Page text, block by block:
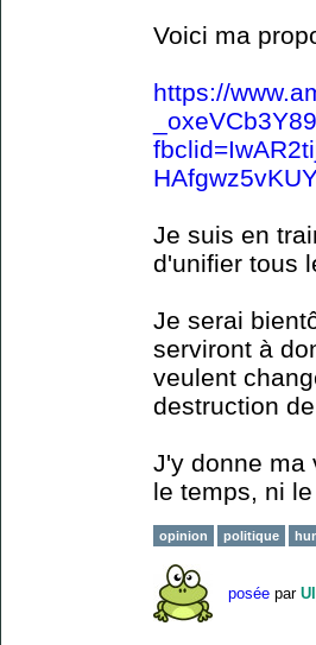
Voici ma
https://
Je suis en
d'unifier tous
Je serai
serviront à
veulent
destruction
J'y donne ma
le temps, ni
opinion politique
posée par